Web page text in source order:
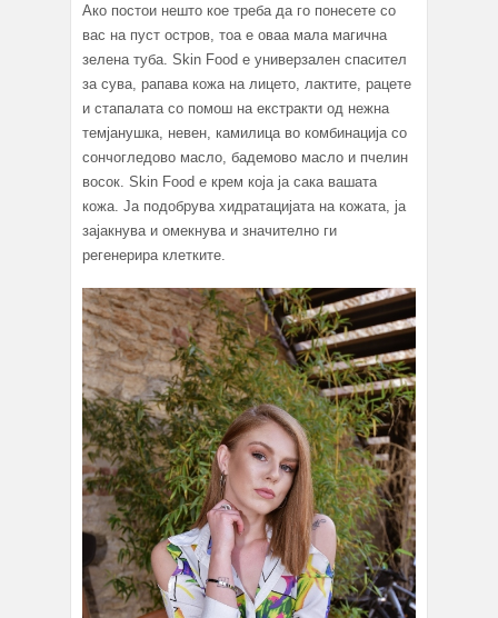
Ако постои нешто кое треба да го понесете со
вас на пуст остров, тоа е оваа мала магична
зелена туба. Skin Food е универзален спасител
за сува, рапава кожа на лицето, лактите, рацете
и стапалата со помош на екстракти од нежна
темјанушка, невен, камилица во комбинација со
сончогледово масло, бадемово масло и пчелин
восок. Skin Food е крем која ја сака вашата
кожа. Ја подобрува хидратацијата на кожата, ја
зајакнува и омекнува и значително ги
регенерира клетките.